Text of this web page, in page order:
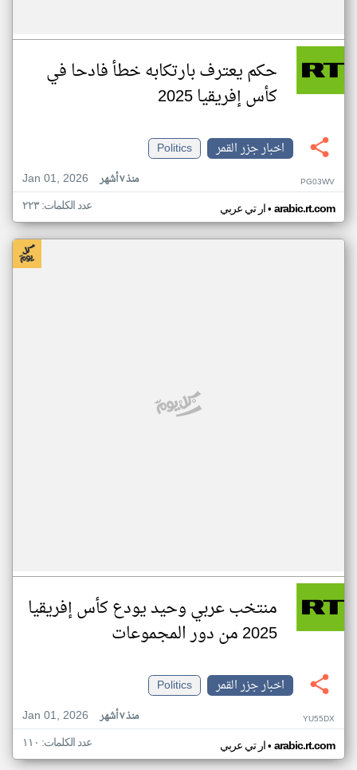
حكم يعترف بارتكابه خطأ فادحا في
كأس إفريقيا 2025
اخبار جزر القمر
Politics
Jan 01, 2026
منذ ٧ أشهر PG03WV
ار تي عربي• arabic.rt.com عدد الكلمات: ٢٢٣
منتخب عربي وحيد يودع كأس إفريقيا
2025 من دور المجموعات
اخبار جزر القمر
Politics
Jan 01, 2026
منذ ٧ أشهر YU55DX
ار تي عربي• arabic.rt.com عدد الكلمات: ١١٠